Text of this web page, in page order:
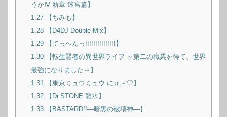
うかⅣ 新章 迷宮篇】
1.27【ちみも】
1.28【D4DJ Double Mix】
1.29【てっぺんっ!!!!!!!!!!!!!!!】
1.30【転生賢者の異世界ライフ ～第二の職業を得て、世界
最強になりました～】
1.31【東京ミュウミュウ にゅ～♡】
1.32【Dr.STONE 龍水】
1.33【BASTARD!!―暗黒の破壊神―】